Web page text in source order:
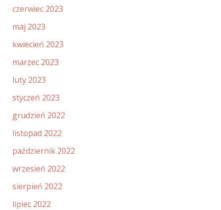
czerwiec 2023
maj 2023
kwiecień 2023
marzec 2023
luty 2023
styczeń 2023
grudzień 2022
listopad 2022
październik 2022
wrzesień 2022
sierpień 2022
lipiec 2022